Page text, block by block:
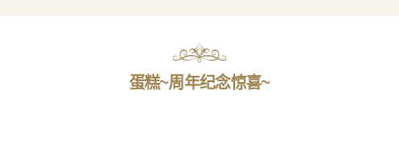
蛋糕~周年纪念惊喜~